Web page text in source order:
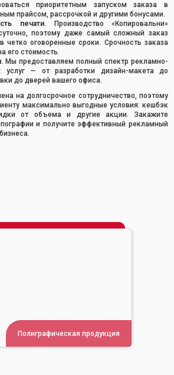
приоритетным запуском заказа в
прайсом, рассрочкой и другими бонусами.
печати. Производство «Копировальни»
поэтому даже самый сложный заказ
четко оговоренные сроки. Срочность заказа
его стоимость.
. Мы предоставляем полный спектр рекламно-
услуг — от разработки дизайн-макета до
до дверей вашего офиса.
на долгосрочное сотрудничество, поэтому
максимально выгодные условия: кешбэк
от объема и другие акции. Закажите
и получите эффективный рекламный
Полиграфическая продукция